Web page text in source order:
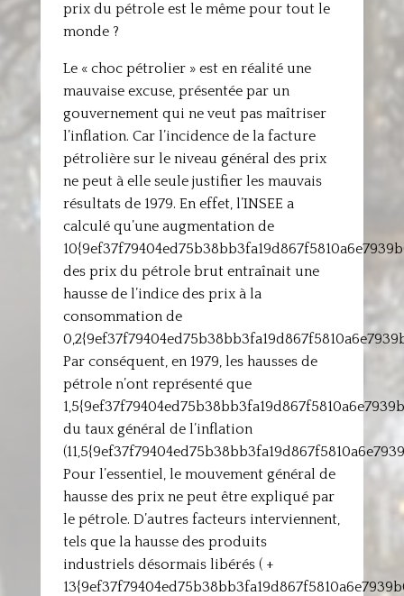
prix du pétrole est le même pour tout le
monde ?
Le « choc pétrolier » est en réalité une
mauvaise excuse, présentée par un
gouvernement qui ne veut pas maîtriser
l’inflation. Car l’incidence de la facture
pétrolière sur le niveau général des prix
ne peut à elle seule justifier les mauvais
résultats de 1979. En effet, l’INSEE a
calculé qu’une augmentation de
des prix du pétrole brut entraînait une
hausse de l’indice des prix à la
consommation de
Par conséquent, en 1979, les hausses de
pétrole n’ont représenté que
du taux général de l’inflation
Pour l’essentiel, le mouvement général de
hausse des prix ne peut être expliqué par
le pétrole. D’autres facteurs interviennent,
tels que la hausse des produits
industriels désormais libérés ( +